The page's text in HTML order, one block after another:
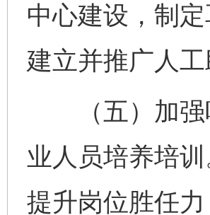
中心建设，制
建立并推广人
（五）加强
业人员培养培
提升岗位胜任